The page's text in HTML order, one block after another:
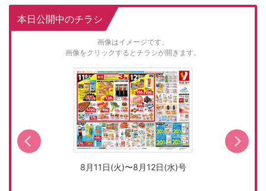
本日公開中のチラシ
画像はイメージです。
画像をクリックするとチラシが開きます。
8月11日(火)〜8月12日(水)号